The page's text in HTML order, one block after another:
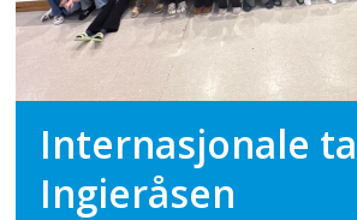
Internasjonale
Ingieråsen